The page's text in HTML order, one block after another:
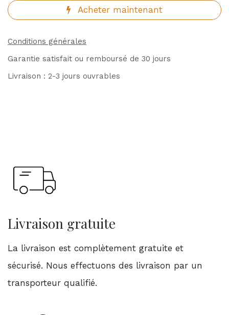
Acheter maintenant
Conditions générales
Garantie satisfait ou remboursé de 30 jours
Livraison : 2-3 jours ouvrables
Livraison gratuite
La livraison est complètement gratuite et
sécurisé. Nous effectuons des livraison par un
transporteur qualifié.